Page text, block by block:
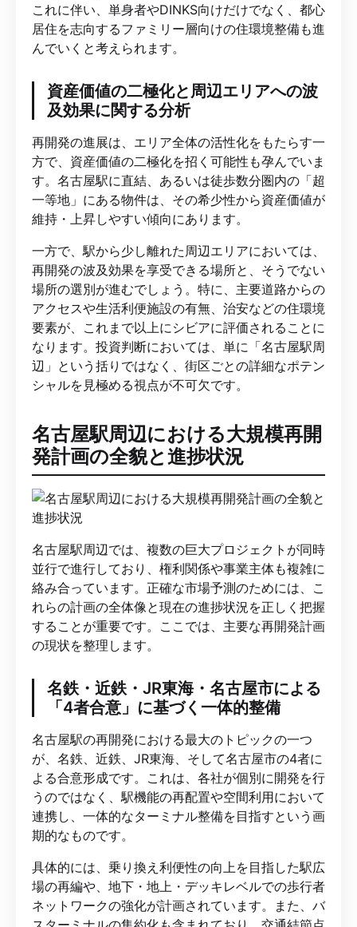
これに伴い、単身者やDINKS向けだけでなく、都心
居住を志向するファミリー層向けの住環境整備も進
んでいくと考えられます。
資産価値の二極化と周辺エリアへの波
及効果に関する分析
再開発の進展は、エリア全体の活性化をもたらす一
方で、資産価値の二極化を招く可能性も孕んでいま
す。名古屋駅に直結、あるいは徒歩数分圏内の「超
一等地」にある物件は、その希少性から資産価値が
維持・上昇しやすい傾向にあります。
一方で、駅から少し離れた周辺エリアにおいては、
再開発の波及効果を享受できる場所と、そうでない
場所の選別が進むでしょう。特に、主要道路からの
アクセスや生活利便施設の有無、治安などの住環境
要素が、これまで以上にシビアに評価されることに
なります。投資判断においては、単に「名古屋駅周
辺」という括りではなく、街区ごとの詳細なポテン
シャルを見極める視点が不可欠です。
名古屋駅周辺における大規模再開
発計画の全貌と進捗状況
名古屋駅周辺では、複数の巨大プロジェクトが同時
並行で進行しており、権利関係や事業主体も複雑に
絡み合っています。正確な市場予測のためには、こ
れらの計画の全体像と現在の進捗状況を正しく把握
することが重要です。ここでは、主要な再開発計画
の現状を整理します。
名鉄・近鉄・JR東海・名古屋市による
「4者合意」に基づく一体的整備
名古屋駅の再開発における最大のトピックの一つ
が、名鉄、近鉄、JR東海、そして名古屋市の4者に
よる合意形成です。これは、各社が個別に開発を行
うのではなく、駅機能の再配置や空間利用において
連携し、一体的なターミナル整備を目指すという画
期的なものです。
具体的には、乗り換え利便性の向上を目指した駅広
場の再編や、地下・地上・デッキレベルでの歩行者
ネットワークの強化が計画されています。また、バ